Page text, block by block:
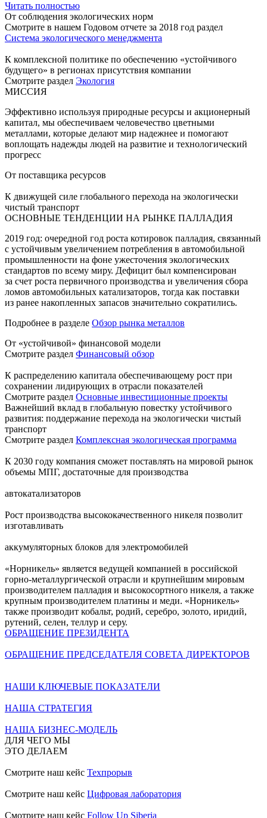
Читать полностью
От соблюдения экологических норм
Смотрите в нашем Годовом отчете за 2018 год раздел
Система экологического менеджмента
К комплексной политике по обеспечению «устойчивого
будущего» в регионах присутствия компании
Смотрите раздел Экология
МИССИЯ
Эффективно используя природные ресурсы и акционерный
капитал, мы обеспечиваем человечество цветными
металлами, которые делают мир надежнее и помогают
воплощать надежды людей на развитие и технологический
прогресс
От поставщика ресурсов
К движущей силе глобального перехода на экологически
чистый транспорт
ОСНОВНЫЕ ТЕНДЕНЦИИ НА РЫНКЕ ПАЛЛАДИЯ
2019 год: очередной год роста котировок палладия, связанный
с устойчивым увеличением потребления в автомобильной
промышленности на фоне ужесточения экологических
стандартов по всему миру. Дефицит был компенсирован
за счет роста первичного производства и увеличения сбора
ломов автомобильных катализаторов, тогда как поставки
из ранее накопленных запасов значительно сократились.
Подробнее в разделе Обзор рынка металлов
От «устойчивой» финансовой модели
Смотрите раздел Финансовый обзор
К распределению капитала обеспечивающему рост при
сохранении лидирующих в отрасли показателей
Смотрите раздел Основные инвестиционные проекты
Важнейший вклад в глобальную повестку устойчивого
развития: поддержание перехода на экологически чистый
транспорт
Смотрите раздел Комплексная экологическая программа
К 2030 году компания сможет поставлять на мировой рынок
объемы МПГ, достаточные для производства
автокатализаторов
Рост производства высококачественного никеля позволит
изготавливать
аккумуляторных блоков для электромобилей
«Норникель» является ведущей компанией в российской
горно-металлургической отрасли и крупнейшим мировым
производителем палладия и высокосортного никеля, а также
крупным производителем платины и меди. «Норникель»
также производит кобальт, родий, серебро, золото, иридий,
рутений, селен, теллур и серу.
ОБРАЩЕНИЕ ПРЕЗИДЕНТА
ОБРАЩЕНИЕ ПРЕДСЕДАТЕЛЯ СОВЕТА ДИРЕКТОРОВ
НАШИ КЛЮЧЕВЫЕ ПОКАЗАТЕЛИ
НАША СТРАТЕГИЯ
НАША БИЗНЕС-МОДЕЛЬ
ДЛЯ ЧЕГО МЫ
ЭТО ДЕЛАЕМ
Смотрите наш кейс Техпрорыв
Смотрите наш кейс Цифровая лаборатория
Смотрите наш кейс Follow Up Siberia